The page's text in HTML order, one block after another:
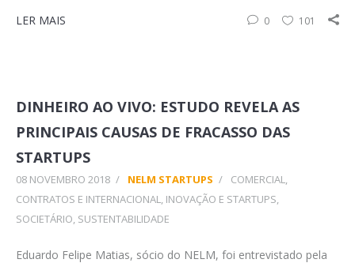
LER MAIS 0 101
DINHEIRO AO VIVO: ESTUDO REVELA AS
PRINCIPAIS CAUSAS DE FRACASSO DAS
STARTUPS
08 NOVEMBRO 2018 / NELM STARTUPS /
COMERCIAL,
CONTRATOS E INTERNACIONAL, INOVAÇÃO E STARTUPS,
SOCIETÁRIO, SUSTENTABILIDADE
Eduardo Felipe Matias, sócio do NELM, foi entrevistado pela